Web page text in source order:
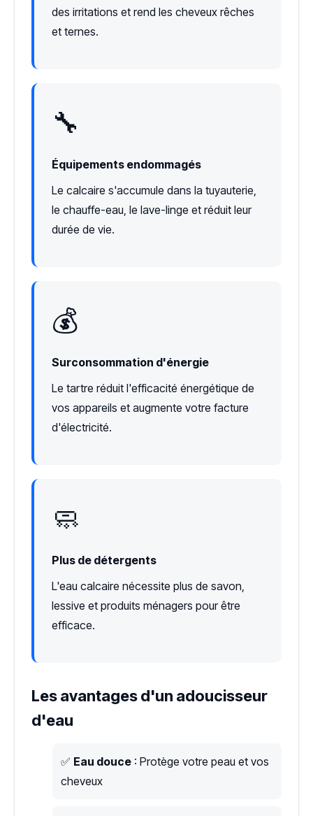
des irritations et rend les cheveux rêches
et ternes.
🔧
Équipements endommagés
Le calcaire s'accumule dans la tuyauterie,
le chauffe-eau, le lave-linge et réduit leur
durée de vie.
💰
Surconsommation d'énergie
Le tartre réduit l'efficacité énergétique de
vos appareils et augmente votre facture
d'électricité.
🧼
Plus de détergents
L'eau calcaire nécessite plus de savon,
lessive et produits ménagers pour être
efficace.
Les avantages d'un adoucisseur
d'eau
✅ Eau douce : Protège votre peau et vos
cheveux